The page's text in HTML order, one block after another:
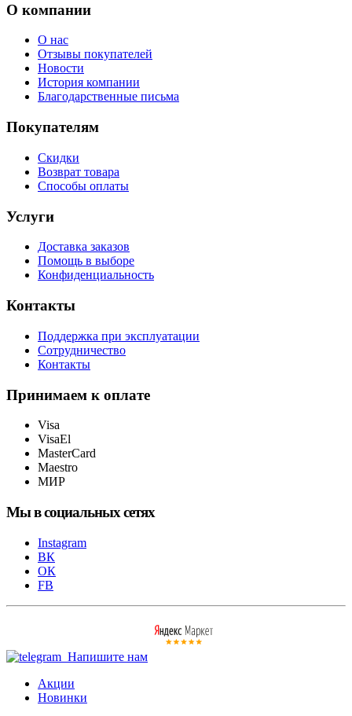
О компании
О нас
Отзывы покупателей
Новости
История компании
Благодарственные письма
Покупателям
Скидки
Возврат товара
Способы оплаты
Услуги
Доставка заказов
Помощь в выборе
Конфиденциальность
Контакты
Поддержка при эксплуатации
Сотрудничество
Контакты
Принимаем к оплате
Visa
VisaEl
MasterCard
Maestro
МИР
Мы в социальных сетях
Instagram
ВК
ОК
FB
Напишите нам
Акции
Новинки